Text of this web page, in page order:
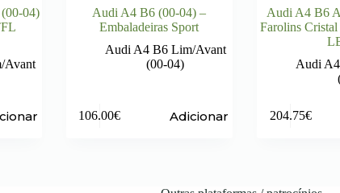
04)
Avant
Audi A4 B6 (00-04) –
Embaladeiras Sport
Audi A4 B6 Lim/Avant
(00-04)
106.00€ Adicionar
Audi A4 B6
Farolins
Audi
204.75€